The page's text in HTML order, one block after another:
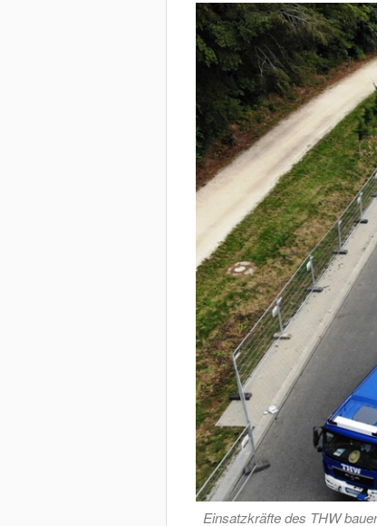
Einsatzkräfte des THW